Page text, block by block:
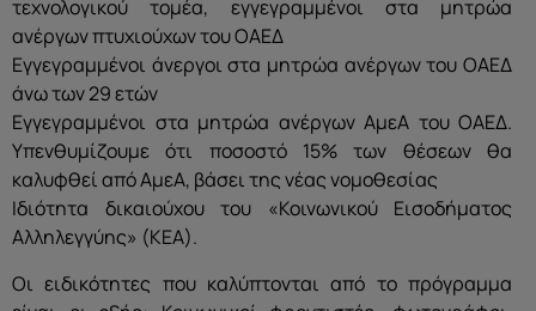
τεχνολογικού τομέα, εγγεγραμμένοι στα μητρώα
ανέργων πτυχιούχων του ΟΑΕΔ
Εγγεγραμμένοι άνεργοι στα μητρώα ανέργων του ΟΑΕΔ
άνω των 29 ετών
Εγγεγραμμένοι στα μητρώα ανέργων ΑμεΑ του ΟΑΕΔ.
Υπενθυμίζουμε ότι ποσοστό 15% των θέσεων θα
καλυφθεί από ΑμεΑ, βάσει της νέας νομοθεσίας
Ιδιότητα δικαιούχου του «Κοινωνικού Εισοδήματος
Αλληλεγγύης» (ΚΕΑ).
Οι ειδικότητες που καλύπτονται από το πρόγραμμα